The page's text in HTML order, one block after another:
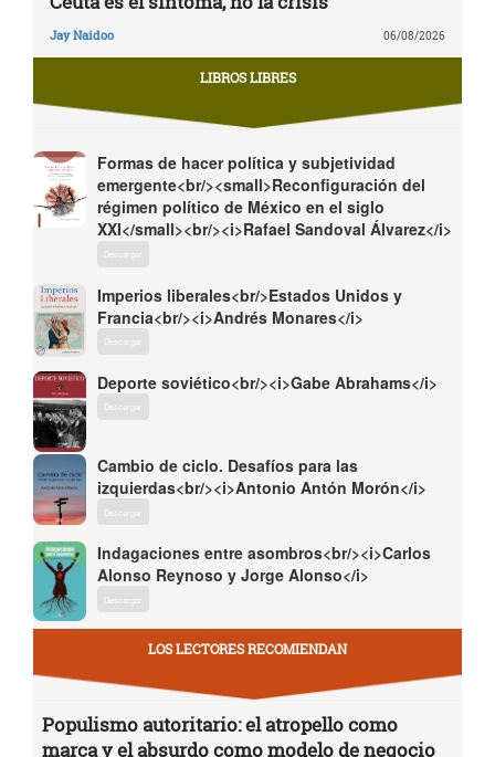
Jay Naidoo 06/08/2026
LIBROS LIBRES
Formas de hacer política y subjetividad
emergente<br/><small>Reconfiguración del
régimen político de México en el siglo
XXI</small><br/><i>Rafael Sandoval Álvarez</i>
Descargar
Imperios liberales<br/>Estados Unidos y
Francia<br/><i>Andrés Monares</i>
Descargar
Deporte soviético<br/><i>Gabe Abrahams</i>
Descargar
Cambio de ciclo. Desafíos para las
izquierdas<br/><i>Antonio Antón Morón</i>
Descargar
Indagaciones entre asombros<br/><i>Carlos
Alonso Reynoso y Jorge Alonso</i>
Descargar
LOS LECTORES RECOMIENDAN
Populismo autoritario: el atropello como
marca y el absurdo como modelo de negocio